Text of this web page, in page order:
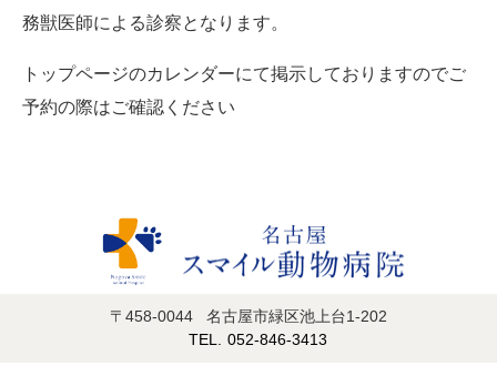
務獣医師による診察となります。
トップページのカレンダーにて掲示しておりますのでご
予約の際はご確認ください
〒458-0044
名古屋市緑区池上台1-202
052-846-3413